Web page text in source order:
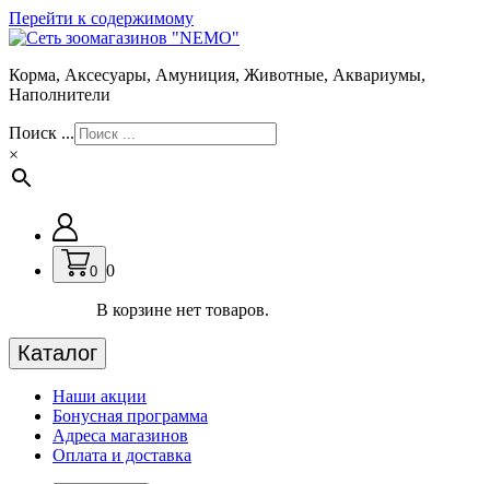
Перейти к содержимому
Корма, Аксесуары, Амуниция, Животные, Аквариумы,
Наполнители
Поиск ...
×
0 0
В корзине нет товаров.
Каталог
Наши акции
Бонусная программа
Адреса магазинов
Оплата и доставка